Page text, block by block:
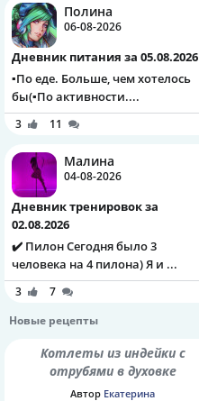
Полина
06-08-2026
Дневник питания за 05.08.2026
▪️По еде. Больше, чем хотелось
бы(▪️По активности....
3 11
Малина
04-08-2026
Дневник тренировок за
02.08.2026
✔️ Пилон Сегодня было 3
человека на 4 пилона) Я и ...
3
7
Новые рецепты
Котлеты из индейки с
отрубями в духовке
Автор Екатерина